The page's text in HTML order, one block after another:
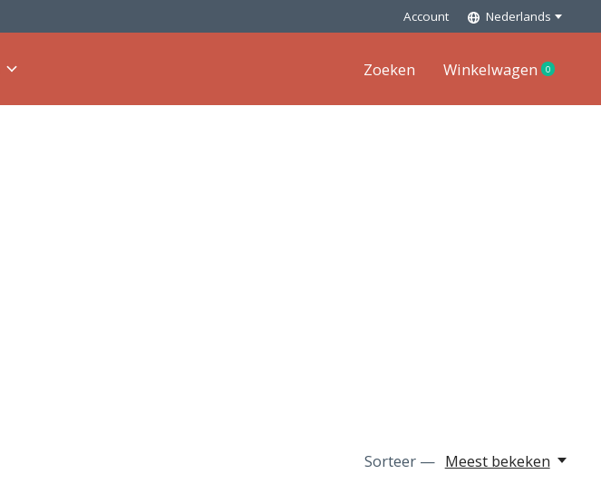
Account Nederlands
Zoeken Winkelwagen 0items
Sorteer — Meest bekeken